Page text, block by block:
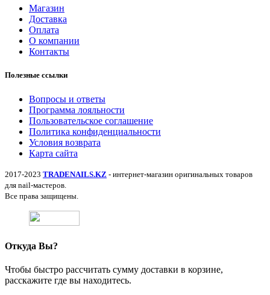
Магазин
Доставка
Оплата
О компании
Контакты
Полезные ссылки
Вопросы и ответы
Программа лояльности
Пользовательское соглашение
Политика конфиденциальности
Условия возврата
Карта сайта
2017-2023 TRADENAILS.KZ - интернет-магазин оригинальных товаров
для nail-мастеров.
Все права защищены.
Откуда Вы?
Чтобы быстро рассчитать сумму доставки в корзине,
расскажите где вы находитесь.